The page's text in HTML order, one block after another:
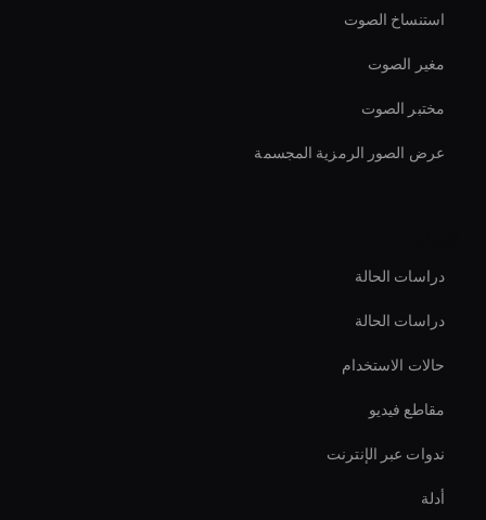
استنساخ الصوت
مغير الصوت
مختبر الصوت
عرض الصور الرمزية المجسمة
دراسات الحالة
دراسات الحالة
حالات الاستخدام
مقاطع فيديو
ندوات عبر الإنترنت
أدلة